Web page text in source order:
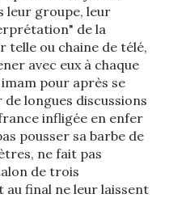
leur groupe, leur
de la
telle ou chaine de télé,
avec eux à chaque
pour après se
longues discussions
infligée en enfer
pousser sa barbe de
ne fait pas
de trois
final ne leur laissent